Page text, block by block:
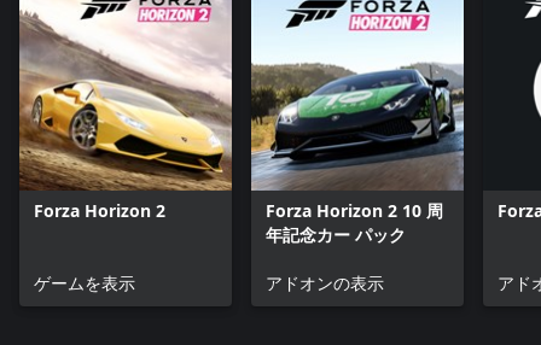
Forza Horizon 2
ゲームを表示
Forza Horizon 2 10 周
年記念カー パック
アドオンの表示 アド